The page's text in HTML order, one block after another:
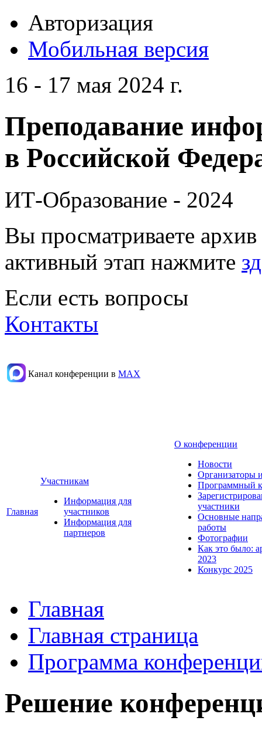
Авторизация
Мобильная версия
16 - 17 мая 2024 г.
Преподавание
в Российской
ИТ-Образование - 2024
Вы просматриваете
активный этап нажмите
Если есть вопросы
Контакты
Канал конференции в МАХ
Главная
Участникам
Информация для
участников
Информация для
партнеров
О конференции
Новости
Организаторы
Программный
участники
Основные
работы
Фотографии
Как это было:
2023
Конкурс 2025
Главная
Главная страница
Программа
Решение